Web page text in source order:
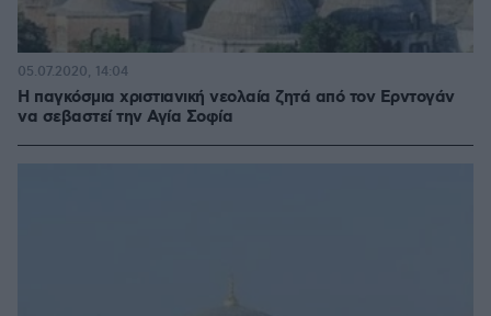
Η παγκόσμια χριστιανική νεολαία ζητά από τον Ερντογάν
να σεβαστεί την Αγία Σοφία
05.07.2020, 14:04